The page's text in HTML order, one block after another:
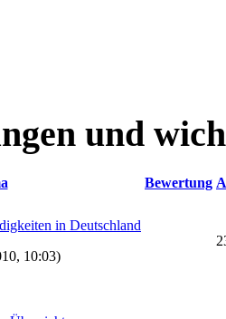
und
Bewertung
in Deutschland
10:03)